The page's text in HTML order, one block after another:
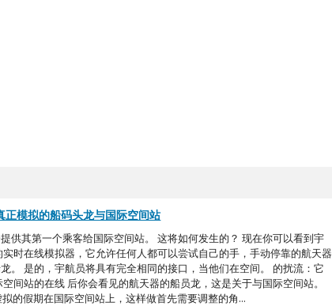
模拟的船码头龙与国际空间站
供其第一个乘客给国际空间站。 这将如何发生的？ 现在你可以看到宇
时在线模拟器，它允许任何人都可以尝试自己的手，手动停靠的航天器
。 是的，宇航员将具有完全相同的接口，当他们在空间。 的扰流：它
间站的在线 后你会看见的航天器的船员龙，这是关于与国际空间站。
的假期在国际空间站上，这样做首先需要调整的角...